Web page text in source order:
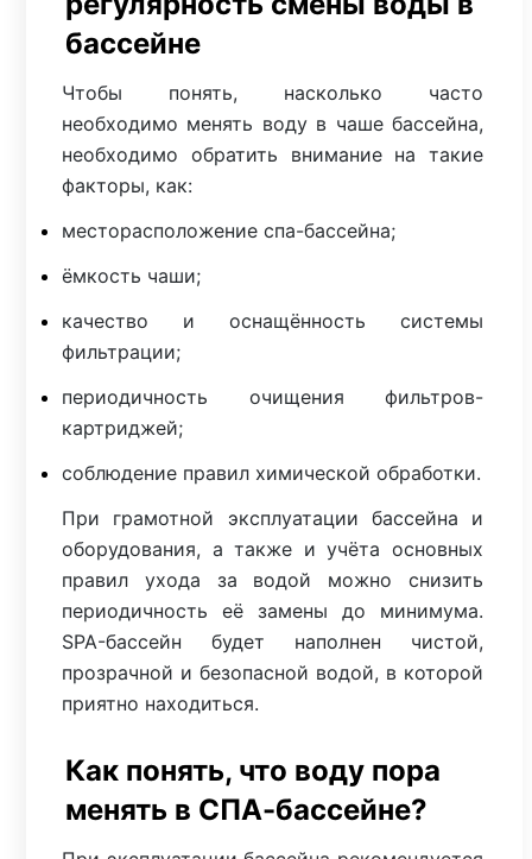
бассейне
Чтобы понять, насколько часто
необходимо менять воду в чаше бассейна,
необходимо обратить внимание на такие
факторы, как:
месторасположение спа-бассейна;
ёмкость чаши;
качество и оснащённость системы
фильтрации;
периодичность очищения фильтров-
картриджей;
соблюдение правил химической обработки.
При грамотной эксплуатации бассейна и
оборудования, а также и учёта основных
правил ухода за водой можно снизить
периодичность её замены до минимума.
SPA-бассейн будет наполнен чистой,
прозрачной и безопасной водой, в которой
приятно находиться.
Как понять, что воду пора
менять в СПА-бассейне?